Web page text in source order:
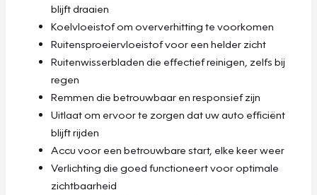
blijft draaien
Koelvloeistof om oververhitting te voorkomen
Ruitensproeiervloeistof voor een helder zicht
Ruitenwisserbladen die effectief reinigen, zelfs bij
regen
Remmen die betrouwbaar en responsief zijn
Uitlaat om ervoor te zorgen dat uw auto efficiënt
blijft rijden
Accu voor een betrouwbare start, elke keer weer
Verlichting die goed functioneert voor optimale
zichtbaarheid